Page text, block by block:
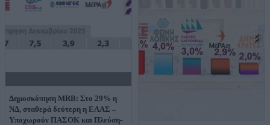
Δημοσκόπηση MRB: Στο 29% η
ΝΔ, σταθερά δεύτερη η ΕΛΑΣ –
Υποχωρούν ΠΑΣΟΚ και Πλεύση-